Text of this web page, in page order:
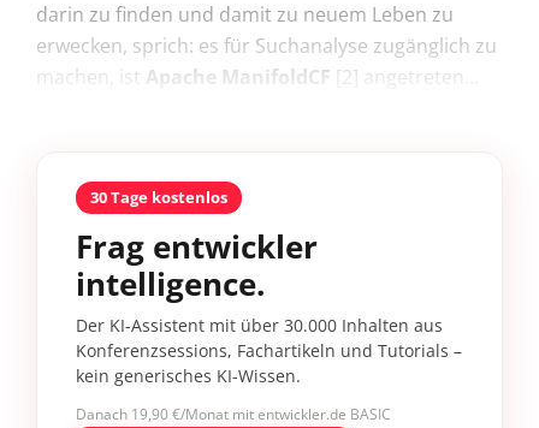
darin zu finden und damit zu neuem Leben zu
erwecken, sprich: es für Suchanalyse zugänglich zu
machen, ist Apache ManifoldCF [2] angetreten...
30 Tage kostenlos
Frag entwickler
intelligence.
Der KI-Assistent mit über 30.000 Inhalten aus
Konferenzsessions, Fachartikeln und Tutorials –
kein generisches KI-Wissen.
Danach 19,90 €/Monat mit entwickler.de BASIC